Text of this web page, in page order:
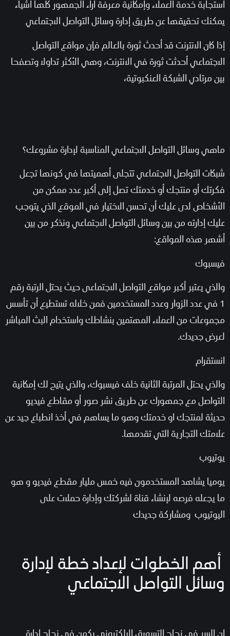
استجابة خدمة العملاء وإمكانية معرفة آراء الجمهور كلها أشياء
يمكنك تحقيقها عن طريق إدارة وسائل التواصل الاجتماعي
إذا كان الانترنت قد أحدث ثورة بالعالم فإن مواقع التواصل
الاجتماعي أحدثت ثورة في الانترنت، وهي الأكثر تداولا وتصفحا
بين مرتادي الشبكة العنكبوتية،
ماهي وسائل التواصل الاجتماعي المناسبة لإدارة مشروعك؟
شبكات التواصل الاجتماعي تتجلى أهميتها في كونها تجعل
فكرتك أو منتجك أو خدمتك تصل إلى أكبر عدد ممكن من
الأشخاص لدى عليك أن تحسن الاختيار في الموقع الذي يتوجب
عليك إدارته من بين وسائل التواصل الاجتماعي ونذكر من بين
أشهر هذه المواقع:
فيسبوك
والذي يعتبر أكبر مواقع التواصل الاجتماعى حيث يحتل الرتبة رقم
1 في عدد الزوار وعدد المستخدمين فمن خلاله تستطيع أن تأسس
مجموعات من العملاء المهتمين بنشاطك واستخدام البث المباشر
لعرض جديدك.
انستقرام
والذي يحتل المرتبة الثانية خلف فيسبوك، والذي يتيح لك إمكانية
التواصل مع جمهورك عن طريق نشر صور أو مقاطع فيديو
حديثة لمنتجك او خدمتك وهو ما يساهم في أخذ انطباع جيد عن
علامتك التجارية التي تقدمها.
يوتيوب
يوميا يشاهد المستخدمون فيه خمس مليار مقطع فيديو و هو
ما يجعله فرصه لإنشاء قناة لشركتك وإدارة حملات على
اليوتيوب ومشاركة جديدك
أهم الخطوات لإعداد خطة لإدارة
وسائل التواصل الاجتماعي